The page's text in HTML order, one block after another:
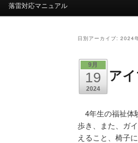
落雷対応マニュアル
日別アーカイブ: 2024
9月
19
2024
ア
4年生の福祉体
歩き、また、ガ
えること、椅子